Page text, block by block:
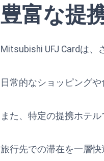
豊富な提
Mitsubishi UFJ Cardは、
日常的なショッピング
また、特定の提携ホテ
旅行先での滞在を一層